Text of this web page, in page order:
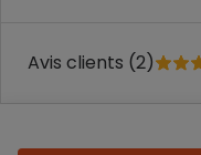
Avis clients (2)